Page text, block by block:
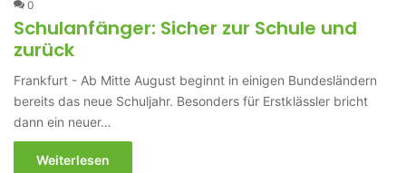
0
Schulanfänger: Sicher zur Schule und
zurück
Frankfurt - Ab Mitte August beginnt in einigen Bundesländern
bereits das neue Schuljahr. Besonders für Erstklässler bricht
dann ein neuer…
Weiterlesen